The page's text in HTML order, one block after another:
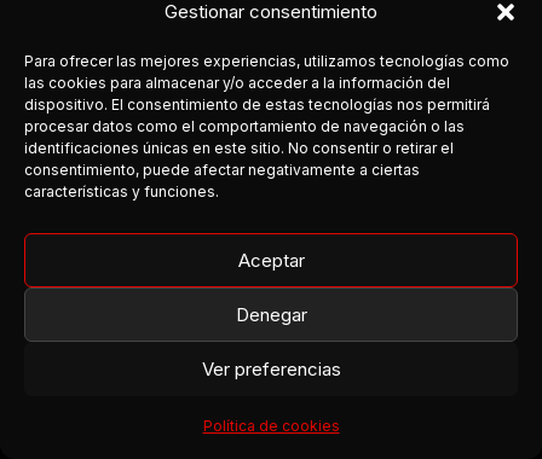
Gestionar consentimiento
Para ofrecer las mejores experiencias, utilizamos tecnologías como
las cookies para almacenar y/o acceder a la información del
dispositivo. El consentimiento de estas tecnologías nos permitirá
procesar datos como el comportamiento de navegación o las
identificaciones únicas en este sitio. No consentir o retirar el
consentimiento, puede afectar negativamente a ciertas
características y funciones.
Aceptar
Denegar
Ver preferencias
Política de cookies